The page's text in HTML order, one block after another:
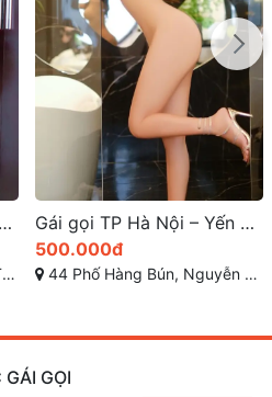
Gái gọi TP Hà Nội – Yến Nhi – Nơi hội tụ những vẻ đẹp quyến rũ, phong cách đam mê và dịch vụ tận tâm, chất lượng
Pé Miu – Bom sex tại Đan Phượng: Xinh Duyên Yêu Kiều, Tuyệt phẩm của tạo hóa, mê ngay từ cái nhìn đầu tiên
400.000đ
Thị trấn Phùng, Đan Phượng, Hà Nội
GỌI